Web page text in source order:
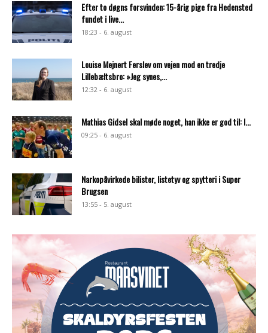
Efter to døgns forsvinden: 15-årig pige fra Hedensted
fundet i live...
18:23 - 6. august
Louise Mejnert Ferslev om vejen mod en tredje
Lillebæltsbro: »Jeg synes,...
12:32 - 6. august
Mathias Gidsel skal møde noget, han ikke er god til: I...
09:25 - 6. august
Narkopåvirkede bilister, listetyv og spytteri i Super
Brugsen
13:55 - 5. august